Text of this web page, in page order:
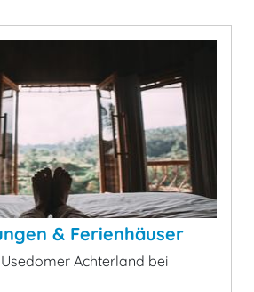
& Ferienhäuser
Achterland bei